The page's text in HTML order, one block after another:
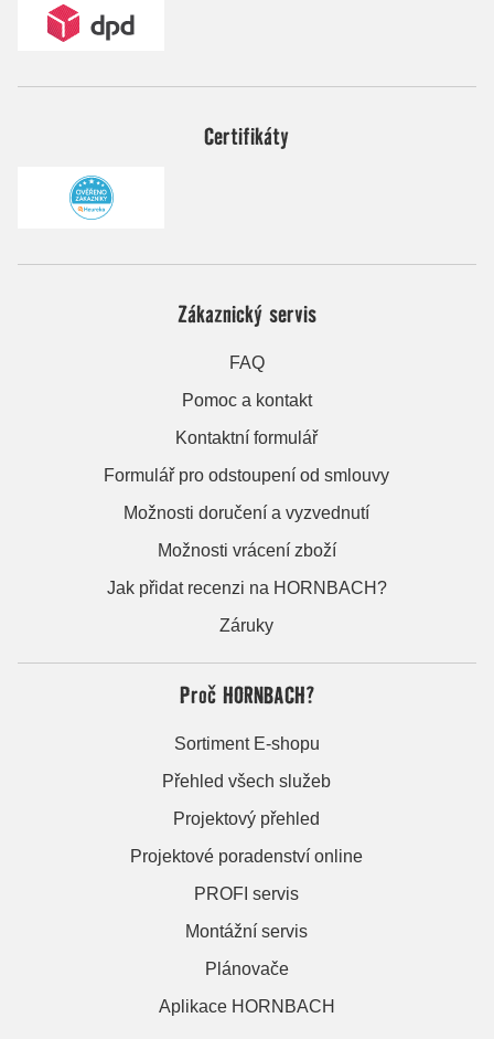
Certifikáty
Zákaznický servis
FAQ
Pomoc a kontakt
Kontaktní formulář
Formulář pro odstoupení od smlouvy
Možnosti doručení a vyzvednutí
Možnosti vrácení zboží
Jak přidat recenzi na HORNBACH?
Záruky
Proč HORNBACH?
Sortiment E-shopu
Přehled všech služeb
Projektový přehled
Projektové poradenství online
PROFI servis
Montážní servis
Plánovače
Aplikace HORNBACH